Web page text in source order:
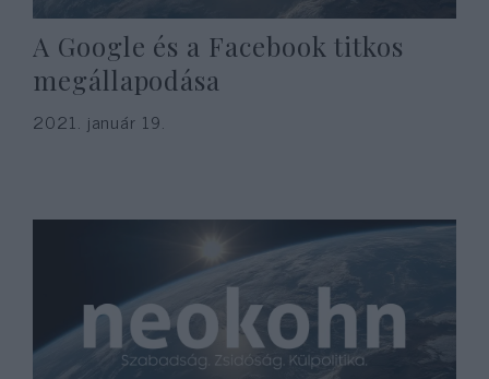
A Google és a Facebook titkos
megállapodása
2021. január 19.